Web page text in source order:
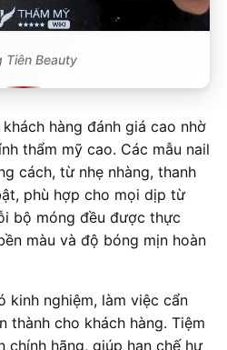
Tiên Beauty
hàng đánh giá cao nhờ
thẩm mỹ cao. Các mẫu nail
cách, từ nhẹ nhàng, thanh
phù hợp cho mọi dịp từ
bộ móng đều được thực
màu và độ bóng mịn hoàn
kinh nghiệm, làm việc cẩn
thành cho khách hàng. Tiệm
chính hãng, giúp hạn chế hư